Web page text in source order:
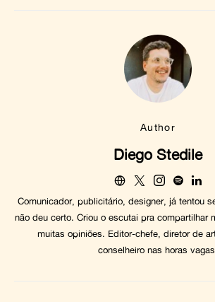
Author
Diego Stedile
Comunicador, publicitário, designer, já tentou
não deu certo. Criou o escutai pra compartilhar
muitas opiniões. Editor-chefe, diretor de
conselheiro nas horas